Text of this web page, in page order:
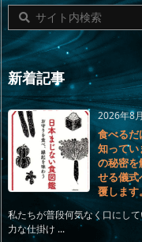
新着記事
2026年8
食べるだ
知ってい
の秘密を
せる儀式
覆します
私たちが普段何気なく口にし
力な仕掛け ...